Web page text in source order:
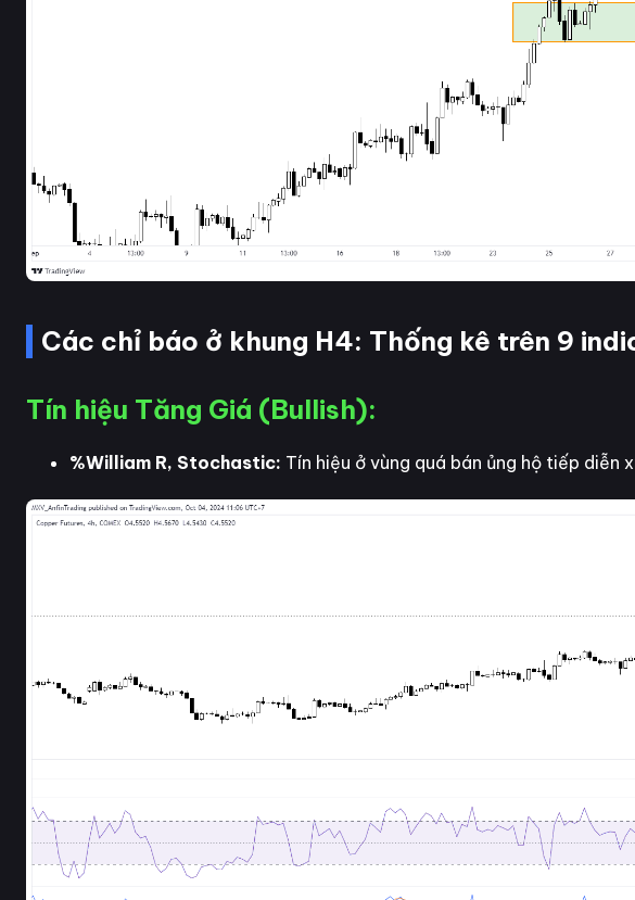
Các chỉ báo ở khung H4: Thống kê trên 9
Tín hiệu Tăng Giá (Bullish):
%William R, Stochastic: Tín hiệu ở vùng quá bán ủng hộ tiếp diễn